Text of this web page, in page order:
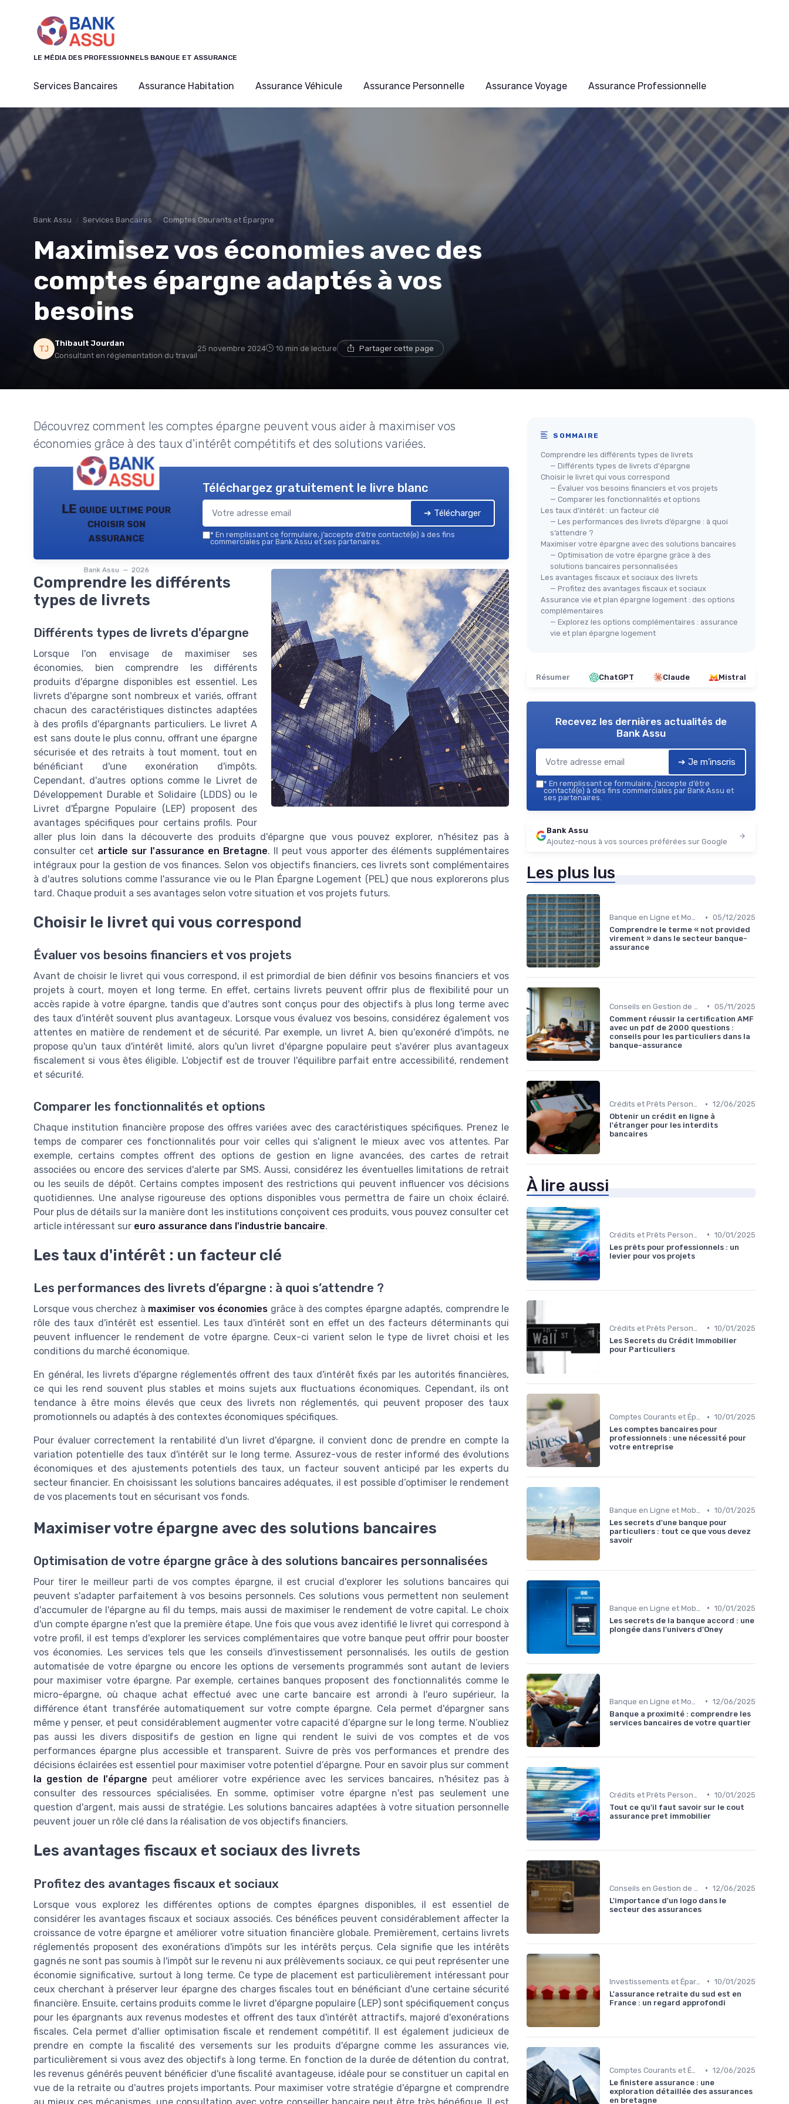
LE MÉDIA DES PROFESSIONNELS BANQUE ET ASSURANCE
Services Bancaires Assurance Habitation Assurance Véhicule Assurance Personnelle Assurance Voyage Assurance Professionnelle
Bank Assu Services Bancaires Comptes Courants et Épargne
Maximisez vos économies avec des
comptes épargne adaptés à vos
besoins
Thibault Jourdan
Consultant en réglementation du travail
25 novembre 2024 10 min de lecture Partager cette page
Découvrez comment les comptes épargne peuvent vous aider à maximiser vos
économies grâce à des taux d'intérêt compétitifs et des solutions variées.
LE guide ultime pour
choisir son
assurance
Bank Assu — 2026
Téléchargez gratuitement le livre blanc
➔ Télécharger
* En remplissant ce formulaire, j’accepte d’être contacté(e) à des fins
commerciales par Bank Assu et ses partenaires.
Comprendre les différents
types de livrets
Différents types de livrets d'épargne
Lorsque l'on envisage de maximiser ses
économies, bien comprendre les différents
produits d'épargne disponibles est essentiel. Les
livrets d'épargne sont nombreux et variés, offrant
chacun des caractéristiques distinctes adaptées
à des profils d'épargnants particuliers. Le livret A
est sans doute le plus connu, offrant une épargne
sécurisée et des retraits à tout moment, tout en
bénéficiant d'une exonération d'impôts.
Cependant, d'autres options comme le Livret de
Développement Durable et Solidaire (LDDS) ou le
Livret d'Épargne Populaire (LEP) proposent des
avantages spécifiques pour certains profils. Pour
aller plus loin dans la découverte des produits d'épargne que vous pouvez explorer, n'hésitez pas à
consulter cet article sur l'assurance en Bretagne. Il peut vous apporter des éléments supplémentaires
intégraux pour la gestion de vos finances. Selon vos objectifs financiers, ces livrets sont complémentaires
à d'autres solutions comme l'assurance vie ou le Plan Épargne Logement (PEL) que nous explorerons plus
tard. Chaque produit a ses avantages selon votre situation et vos projets futurs.
Choisir le livret qui vous correspond
Évaluer vos besoins financiers et vos projets
Avant de choisir le livret qui vous correspond, il est primordial de bien définir vos besoins financiers et vos
projets à court, moyen et long terme. En effet, certains livrets peuvent offrir plus de flexibilité pour un
accès rapide à votre épargne, tandis que d'autres sont conçus pour des objectifs à plus long terme avec
des taux d'intérêt souvent plus avantageux. Lorsque vous évaluez vos besoins, considérez également vos
attentes en matière de rendement et de sécurité. Par exemple, un livret A, bien qu'exonéré d'impôts, ne
propose qu'un taux d'intérêt limité, alors qu'un livret d'épargne populaire peut s'avérer plus avantageux
fiscalement si vous êtes éligible. L'objectif est de trouver l'équilibre parfait entre accessibilité, rendement
et sécurité.
Comparer les fonctionnalités et options
Chaque institution financière propose des offres variées avec des caractéristiques spécifiques. Prenez le
temps de comparer ces fonctionnalités pour voir celles qui s'alignent le mieux avec vos attentes. Par
exemple, certains comptes offrent des options de gestion en ligne avancées, des cartes de retrait
associées ou encore des services d'alerte par SMS. Aussi, considérez les éventuelles limitations de retrait
ou les seuils de dépôt. Certains comptes imposent des restrictions qui peuvent influencer vos décisions
quotidiennes. Une analyse rigoureuse des options disponibles vous permettra de faire un choix éclairé.
Pour plus de détails sur la manière dont les institutions conçoivent ces produits, vous pouvez consulter cet
article intéressant sur euro assurance dans l'industrie bancaire.
Les taux d'intérêt : un facteur clé
Les performances des livrets d’épargne : à quoi s’attendre ?
Lorsque vous cherchez à maximiser vos économies grâce à des comptes épargne adaptés, comprendre le
rôle des taux d'intérêt est essentiel. Les taux d'intérêt sont en effet un des facteurs déterminants qui
peuvent influencer le rendement de votre épargne. Ceux-ci varient selon le type de livret choisi et les
conditions du marché économique.
En général, les livrets d'épargne réglementés offrent des taux d'intérêt fixés par les autorités financières,
ce qui les rend souvent plus stables et moins sujets aux fluctuations économiques. Cependant, ils ont
tendance à être moins élevés que ceux des livrets non réglementés, qui peuvent proposer des taux
promotionnels ou adaptés à des contextes économiques spécifiques.
Pour évaluer correctement la rentabilité d'un livret d'épargne, il convient donc de prendre en compte la
variation potentielle des taux d'intérêt sur le long terme. Assurez-vous de rester informé des évolutions
économiques et des ajustements potentiels des taux, un facteur souvent anticipé par les experts du
secteur financier. En choisissant les solutions bancaires adéquates, il est possible d’optimiser le rendement
de vos placements tout en sécurisant vos fonds.
Maximiser votre épargne avec des solutions bancaires
Optimisation de votre épargne grâce à des solutions bancaires personnalisées
Pour tirer le meilleur parti de vos comptes épargne, il est crucial d'explorer les solutions bancaires qui
peuvent s'adapter parfaitement à vos besoins personnels. Ces solutions vous permettent non seulement
d'accumuler de l'épargne au fil du temps, mais aussi de maximiser le rendement de votre capital. Le choix
d'un compte épargne n'est que la première étape. Une fois que vous avez identifié le livret qui correspond à
votre profil, il est temps d'explorer les services complémentaires que votre banque peut offrir pour booster
vos économies. Les services tels que les conseils d'investissement personnalisés, les outils de gestion
automatisée de votre épargne ou encore les options de versements programmés sont autant de leviers
pour maximiser votre épargne. Par exemple, certaines banques proposent des fonctionnalités comme le
micro-épargne, où chaque achat effectué avec une carte bancaire est arrondi à l'euro supérieur, la
différence étant transférée automatiquement sur votre compte épargne. Cela permet d'épargner sans
même y penser, et peut considérablement augmenter votre capacité d’épargne sur le long terme. N’oubliez
pas aussi les divers dispositifs de gestion en ligne qui rendent le suivi de vos comptes et de vos
performances épargne plus accessible et transparent. Suivre de près vos performances et prendre des
décisions éclairées est essentiel pour maximiser votre potentiel d’épargne. Pour en savoir plus sur comment
la gestion de l'épargne peut améliorer votre expérience avec les services bancaires, n'hésitez pas à
consulter des ressources spécialisées. En somme, optimiser votre épargne n'est pas seulement une
question d'argent, mais aussi de stratégie. Les solutions bancaires adaptées à votre situation personnelle
peuvent jouer un rôle clé dans la réalisation de vos objectifs financiers.
Les avantages fiscaux et sociaux des livrets
Profitez des avantages fiscaux et sociaux
Lorsque vous explorez les différentes options de comptes épargnes disponibles, il est essentiel de
considérer les avantages fiscaux et sociaux associés. Ces bénéfices peuvent considérablement affecter la
croissance de votre épargne et améliorer votre situation financière globale. Premièrement, certains livrets
réglementés proposent des exonérations d'impôts sur les intérêts perçus. Cela signifie que les intérêts
gagnés ne sont pas soumis à l'impôt sur le revenu ni aux prélèvements sociaux, ce qui peut représenter une
économie significative, surtout à long terme. Ce type de placement est particulièrement intéressant pour
ceux cherchant à préserver leur épargne des charges fiscales tout en bénéficiant d'une certaine sécurité
financière. Ensuite, certains produits comme le livret d'épargne populaire (LEP) sont spécifiquement conçus
pour les épargnants aux revenus modestes et offrent des taux d'intérêt attractifs, majoré d'exonérations
fiscales. Cela permet d'allier optimisation fiscale et rendement compétitif. Il est également judicieux de
prendre en compte la fiscalité des versements sur les produits d'épargne comme les assurances vie,
particulièrement si vous avez des objectifs à long terme. En fonction de la durée de détention du contrat,
les revenus générés peuvent bénéficier d'une fiscalité avantageuse, idéale pour se constituer un capital en
vue de la retraite ou d'autres projets importants. Pour maximiser votre stratégie d'épargne et comprendre
au mieux ces mécanismes, une consultation avec votre conseiller bancaire peut être très bénéfique. Il est
SOMMAIRE
Comprendre les différents types de livrets
— Différents types de livrets d'épargne
Choisir le livret qui vous correspond
— Évaluer vos besoins financiers et vos projets
— Comparer les fonctionnalités et options
Les taux d'intérêt : un facteur clé
— Les performances des livrets d’épargne : à quoi
s’attendre ?
Maximiser votre épargne avec des solutions bancaires
— Optimisation de votre épargne grâce à des
solutions bancaires personnalisées
Les avantages fiscaux et sociaux des livrets
— Profitez des avantages fiscaux et sociaux
Assurance vie et plan épargne logement : des options
complémentaires
— Explorez les options complémentaires : assurance
vie et plan épargne logement
Résumer ChatGPT Claude Mistral
Recevez les dernières actualités de
Bank Assu
➔ Je m'inscris
* En remplissant ce formulaire, j’accepte d’être
contacté(e) à des fins commerciales par Bank Assu et
ses partenaires.
Bank Assu
Ajoutez-nous à vos sources préférées sur Google
Les plus lus
Banque en Ligne et Mobile • 05/12/2025
Comprendre le terme « not provided
virement » dans le secteur banque-
assurance
• 05/11/2025
Comment réussir la certification AMF
avec un pdf de 2000 questions :
conseils pour les particuliers dans la
banque-assurance
Crédits et Prêts Personnels • 12/06/2025
Obtenir un crédit en ligne à
l'étranger pour les interdits
bancaires
À lire aussi
• 10/01/2025
Les prêts pour professionnels : un
levier pour vos projets
• 10/01/2025
Les Secrets du Crédit Immobilier
pour Particuliers
Comptes Courants et Épargne • 10/01/2025
Les comptes bancaires pour
professionnels : une nécessité pour
votre entreprise
Banque en Ligne et Mobile • 10/01/2025
Les secrets d'une banque pour
particuliers : tout ce que vous devez
savoir
• 10/01/2025
Les secrets de la banque accord : une
plongée dans l'univers d'Oney
• 12/06/2025
Banque a proximité : comprendre les
services bancaires de votre quartier
• 10/01/2025
Tout ce qu'il faut savoir sur le cout
assurance pret immobilier
• 12/06/2025
L'importance d'un logo dans le
secteur des assurances
• 10/01/2025
L'assurance retraite du sud est en
France : un regard approfondi
Comptes Courants et Épargne • 12/06/2025
Le finistere assurance : une
exploration détaillée des assurances
en bretagne